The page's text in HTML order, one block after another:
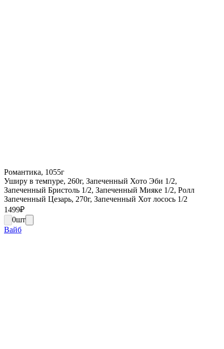
Романтика, 1055г
Уширу в темпуре, 260г, Запеченный Хото Эби 1/2,
Запеченный Бристоль 1/2, Запеченный Мияке 1/2, Ролл
Запеченный Цезарь, 270г, Запеченный Хот лосось 1/2
1499₽
0шт
Вайб